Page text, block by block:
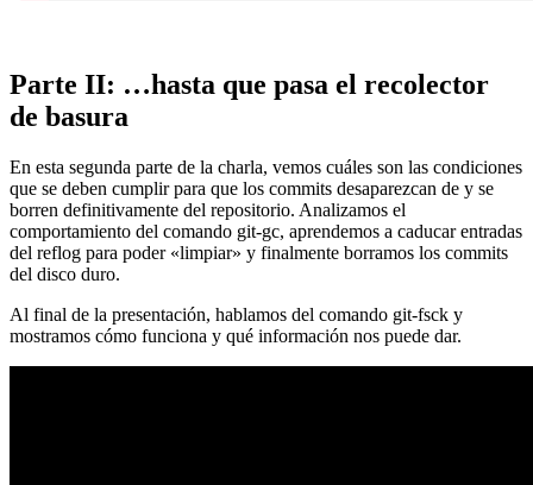
Parte II: …hasta que pasa el recolector
de basura
En esta segunda parte de la charla, vemos cuáles son las condiciones
que se deben cumplir para que los commits desaparezcan de y se
borren definitivamente del repositorio. Analizamos el
comportamiento del comando git-gc, aprendemos a caducar entradas
del reflog para poder «limpiar» y finalmente borramos los commits
del disco duro.
Al final de la presentación, hablamos del comando git-fsck y
mostramos cómo funciona y qué información nos puede dar.